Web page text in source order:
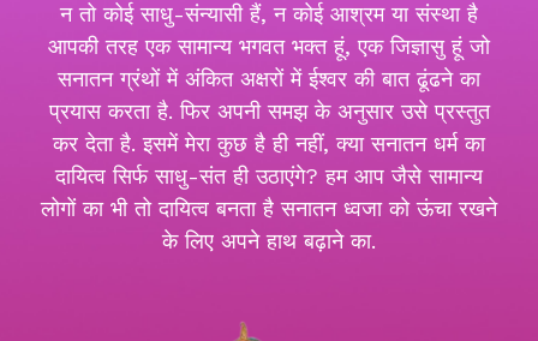
न तो कोई साधु-संन्यासी हैं, न कोई आश्रम या संस्था है
आपकी तरह एक सामान्य भगवत भक्त हूं, एक जिज्ञासु हूं जो
सनातन ग्रंथों में अंकित अक्षरों में ईश्वर की बात ढूंढने का
प्रयास करता है. फिर अपनी समझ के अनुसार उसे प्रस्तुत
कर देता है. इसमें मेरा कुछ है ही नहीं, क्या सनातन धर्म का
दायित्व सिर्फ साधु-संत ही उठाएंगे? हम आप जैसे सामान्य
लोगों का भी तो दायित्व बनता है सनातन ध्वजा को ऊंचा रखने
के लिए अपने हाथ बढ़ाने का.